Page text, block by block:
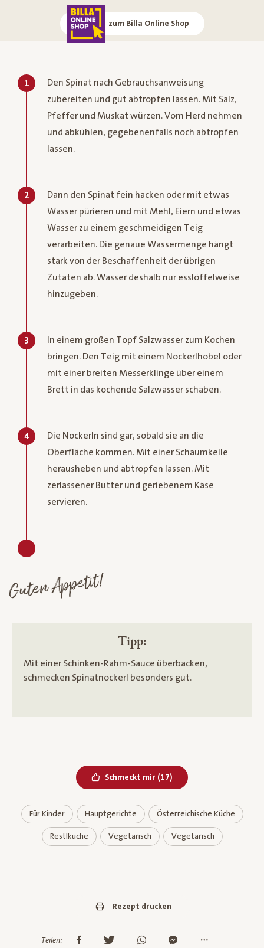
zum Billa Online Shop
1
Den Spinat nach Gebrauchsanweisung
zubereiten und gut abtropfen lassen. Mit Salz,
Pfeffer und Muskat würzen. Vom Herd nehmen
und abkühlen, gegebenenfalls noch abtropfen
lassen.
2
Dann den Spinat fein hacken oder mit etwas
Wasser pürieren und mit Mehl, Eiern und etwas
Wasser zu einem geschmeidigen Teig
verarbeiten. Die genaue Wassermenge hängt
stark von der Beschaffenheit der übrigen
Zutaten ab. Wasser deshalb nur esslöffelweise
hinzugeben.
3
In einem großen Topf Salzwasser zum Kochen
bringen. Den Teig mit einem Nockerlhobel oder
mit einer breiten Messerklinge über einem
Brett in das kochende Salzwasser schaben.
4
Die Nockerln sind gar, sobald sie an die
Oberfläche kommen. Mit einer Schaumkelle
herausheben und abtropfen lassen. Mit
zerlassener Butter und geriebenem Käse
servieren.
Guten Appetit!
Tipp:
Mit einer Schinken-Rahm-Sauce überbacken,
schmecken Spinatnockerl besonders gut.
Schmeckt mir Bereits geliked
(17)
Für Kinder Hauptgerichte Österreichische Küche
Restlküche Vegetarisch Vegetarisch
Rezept drucken
Teilen: